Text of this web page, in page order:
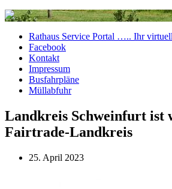
Rathaus Service Portal ….. Ihr
Facebook
Kontakt
Impressum
Busfahrpläne
Müllabfuhr
Landkreis Schweinfurt ist
Fairtrade-Landkreis
25. April 2023